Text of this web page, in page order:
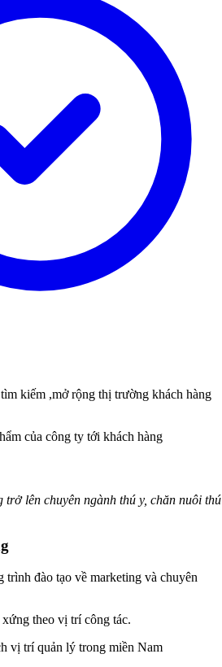
kiếm ,mở rộng thị trường khách hàng
của công ty tới khách hàng
trở lên chuyên ngành thú y, chăn nuôi thú
đào tạo về marketing và chuyên
theo vị trí công tác.
vị trí quản lý trong miền Nam